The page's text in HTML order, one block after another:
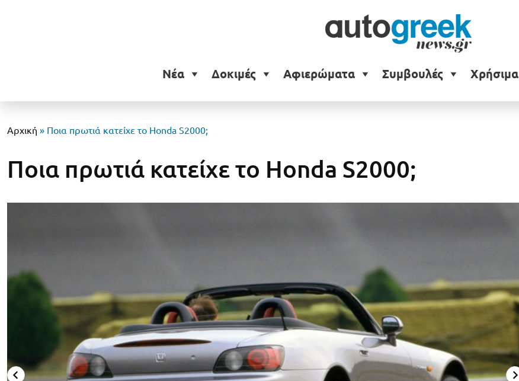
Νέα Δοκιμές Αφιερώματα Συμβουλές Χρήσιμα
Αρχική » Ποια πρωτιά κατείχε το Honda S2000;
Ποια πρωτιά κατείχε το Honda S2000;